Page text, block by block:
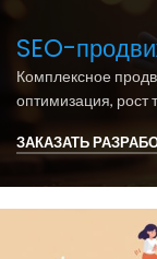
SEO-
Комплексное
оптимизация, рост
ЗАКАЗАТЬ